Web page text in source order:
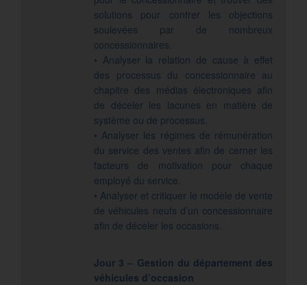
solutions pour contrer les objections
soulevées par de nombreux
concessionnaires.
• Analyser la relation de cause à effet
des processus du concessionnaire au
chapitre des médias électroniques afin
de déceler les lacunes en matière de
système ou de processus.
• Analyser les régimes de rémunération
du service des ventes afin de cerner les
facteurs de motivation pour chaque
employé du service.
• Analyser et critiquer le modèle de vente
de véhicules neufs d’un concessionnaire
afin de déceler les occasions.
Jour 3 – Gestion du département des
véhicules d’occasion